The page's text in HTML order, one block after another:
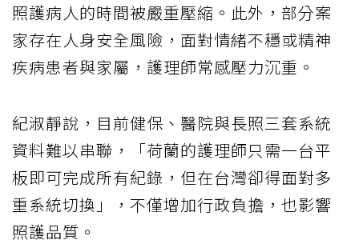
照護病人的時間被嚴重壓縮。此外，部分案
家存在人身安全風險，面對情緒不穩或精神
疾病患者與家屬，護理師常感壓力沉重。
紀淑靜說，目前健保、醫院與長照三套系統
資料難以串聯，「荷蘭的護理師只需一台平
板即可完成所有紀錄，但在台灣卻得面對多
重系統切換」，不僅增加行政負擔，也影響
照護品質。